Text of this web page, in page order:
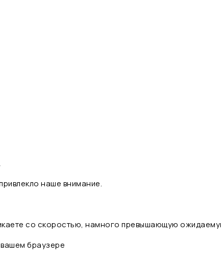
наше внимание.
со скоростью, намного превышающую
браузере